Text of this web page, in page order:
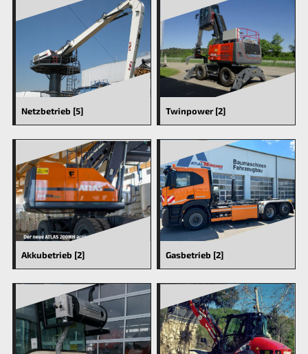
Netzbetrieb [5] Twinpower [2]
Akkubetrieb [2] Gasbetrieb [2]